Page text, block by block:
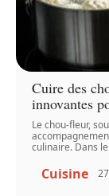
Cuire des
innovantes
Le chou-fleur,
culinaire. Dans
Cuisine